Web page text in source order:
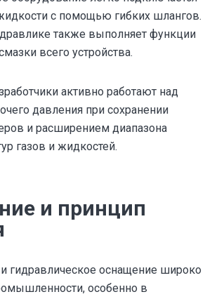
с помощью гибких шлангов.
также выполняет функции
всего устройства.
активно работают над
давления при сохранении
и расширением диапазона
газов и жидкостей.
и принцип
гидравлическое оснащение широко
особенно в